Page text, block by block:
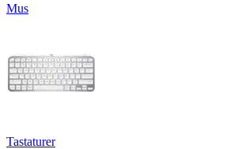
Mus
Tastaturer